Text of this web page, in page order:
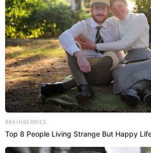
12 Nov 2022 | 16:39 h
¿Por qué Medicina es la carrera